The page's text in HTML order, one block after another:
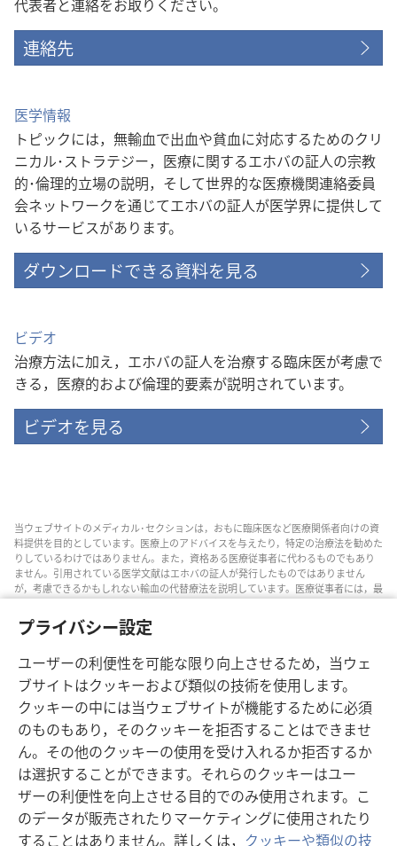
プライバシー設定
ユーザーの利便性を可能な限り向上させるため，当ウェ
ブサイトはクッキーおよび類似の技術を使用します。
クッキーの中には当ウェブサイトが機能するために必須
のものもあり，そのクッキーを拒否することはできませ
ん。その他のクッキーの使用を受け入れるか拒否するか
は選択することができます。それらのクッキーはユー
ザーの利便性を向上させる目的でのみ使用されます。こ
のデータが販売されたりマーケティングに使用されたり
することはありません。詳しくは， クッキーや類似の技
代表者と連絡をお取りください。
連絡先
医学情報
トピックには，無輸血で出血や貧血に対応するためのクリ
ニカル･ストラテジー，医療に関するエホバの証人の宗教
的･倫理的立場の説明，そして世界的な医療機関連絡委員
会ネットワークを通じてエホバの証人が医学界に提供して
いるサービスがあります。
ダウンロードできる資料を見る
ビデオ
治療方法に加え，エホバの証人を治療する臨床医が考慮で
きる，医療的および倫理的要素が説明されています。
ビデオを見る
当ウェブサイトのメディカル･セクションは，おもに臨床医など医療関係者向けの資
料提供を目的としています。医療上のアドバイスを与えたり，特定の治療法を勧めた
りしているわけではありません。また，資格ある医療従事者に代わるものでもあり
ません。引用されている医学文献はエホバの証人が発行したものではありません
が，考慮できるかもしれない輸血の代替療法を説明しています。医療従事者には，最
新情報に通じるようにし，患者と治療の選択肢について話し合い，患者が自分の健
康状態，意思，価値観，信条に合った決定を下せるよう助ける責任があります。記
されている方法すべてがどの患者にも当てはまるとは限らず，患者によっては受け入
患者の皆さんへ: 自分の健康状態や治療法については，医師などの医療従事者のアド
バイスを求めるようにしてください。病気の疑いがあるなら，医師の診察を受けて
ください。
このウェブサイトの利用は，当サイトの利用規約に準拠するものとします。
画面表示の設定